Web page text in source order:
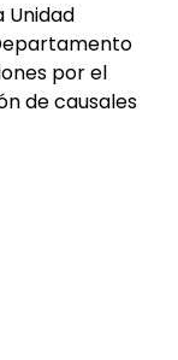
Unidad
por el
de causales